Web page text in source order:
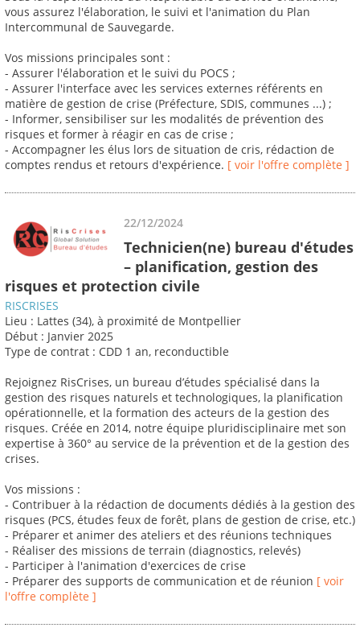
vous assurez l'élaboration, le suivi et l'animation du Plan
Intercommunal de Sauvegarde.
Vos missions principales sont :
- Assurer l'élaboration et le suivi du POCS ;
- Assurer l'interface avec les services externes référents en
matière de gestion de crise (Préfecture, SDIS, communes ...) ;
- Informer, sensibiliser sur les modalités de prévention des
risques et former à réagir en cas de crise ;
- Accompagner les élus lors de situation de cris, rédaction de
comptes rendus et retours d'expérience. [ voir l'offre complète ]
22/12/2024
Technicien(ne) bureau d'études
– planification, gestion des
risques et protection civile
RISCRISES
Lieu : Lattes (34), à proximité de Montpellier
Début : Janvier 2025
Type de contrat : CDD 1 an, reconductible
Rejoignez RisCrises, un bureau d’études spécialisé dans la
gestion des risques naturels et technologiques, la planification
opérationnelle, et la formation des acteurs de la gestion des
risques. Créée en 2014, notre équipe pluridisciplinaire met son
expertise à 360° au service de la prévention et de la gestion des
crises.
Vos missions :
- Contribuer à la rédaction de documents dédiés à la gestion des
risques (PCS, études feux de forêt, plans de gestion de crise, etc.)
- Préparer et animer des ateliers et des réunions techniques
- Réaliser des missions de terrain (diagnostics, relevés)
- Participer à l'animation d'exercices de crise
- Préparer des supports de communication et de réunion [ voir
l'offre complète ]